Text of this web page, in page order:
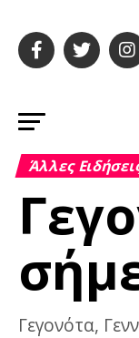
Άλλες
Γεγονότα,